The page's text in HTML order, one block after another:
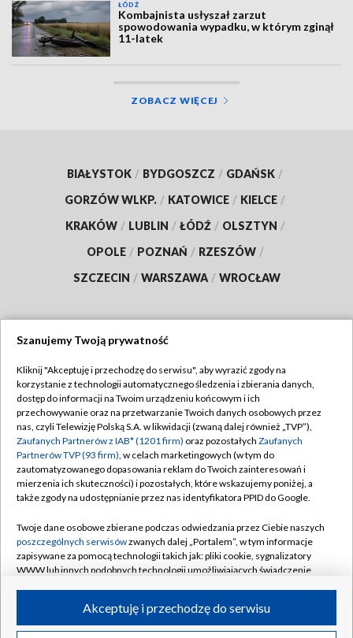
ŁÓDŹ
Kombajnista usłyszał zarzut
spowodowania wypadku, w którym zginął
11-latek
ZOBACZ WIĘCEJ
BIAŁYSTOK / BYDGOSZCZ / GDAŃSK /
GORZÓW WLKP. / KATOWICE / KIELCE /
KRAKÓW / LUBLIN / ŁÓDŹ / OLSZTYN /
OPOLE / POZNAŃ / RZESZÓW /
SZCZECIN / WARSZAWA / WROCŁAW
TVP
Abonament TVP
Emisja w TVP
Centrum informacji TVP
Naziemna Telewizja Cyfrowa
Rada Programowa
System NOS
Informacje o nadawcy
Program dla prasy
Regulamin TVP
Polityka prywatności
Moje zgody
Pomoc
Kontakt
Kanały
©2026 Telewizja Polska S.A. w likwidacji
Szanujemy Twoją prywatność
Kliknij "Akceptuję i przechodzę do serwisu", aby wyrazić zgody na
korzystanie z technologii automatycznego śledzenia i zbierania danych,
dostęp do informacji na Twoim urządzeniu końcowym i ich
przechowywanie oraz na przetwarzanie Twoich danych osobowych przez
nas, czyli Telewizję Polską S.A. w likwidacji (zwaną dalej również „TVP”),
Zaufanych Partnerów z IAB* (1201 firm) oraz pozostałych Zaufanych
Partnerów TVP (93 firm), w celach marketingowych (w tym do
zautomatyzowanego dopasowania reklam do Twoich zainteresowań i
mierzenia ich skuteczności) i pozostałych, które wskazujemy poniżej, a
także zgody na udostępnianie przez nas identyfikatora PPID do Google.
Twoje dane osobowe zbierane podczas odwiedzania przez Ciebie naszych
poszczególnych serwisówzwanych dalej „Portalem”, w tym informacje
zapisywane za pomocą technologii takich jak: pliki cookie, sygnalizatory
WWW lub innych podobnych technologii umożliwiających świadczenie
ruchu w Internecie.Akceptuję i przechodzę do serwisu